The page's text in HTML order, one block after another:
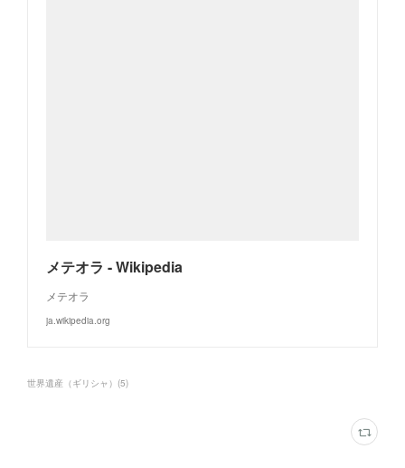
メテオラ - Wikipedia
メテオラ
ja.wikipedia.org
世界遺産（ギリシャ） (5)